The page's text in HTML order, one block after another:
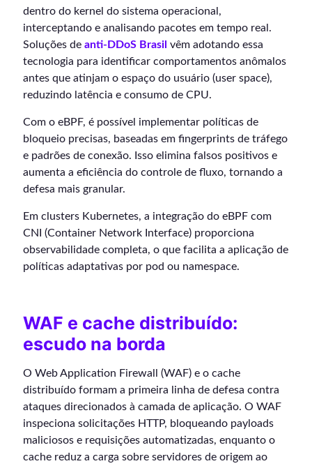
dentro do kernel do sistema operacional,
interceptando e analisando pacotes em tempo real.
Soluções de anti-DDoS Brasil vêm adotando essa
tecnologia para identificar comportamentos anômalos
antes que atinjam o espaço do usuário (user space),
reduzindo latência e consumo de CPU.
Com o eBPF, é possível implementar políticas de
bloqueio precisas, baseadas em fingerprints de tráfego
e padrões de conexão. Isso elimina falsos positivos e
aumenta a eficiência do controle de fluxo, tornando a
defesa mais granular.
Em clusters Kubernetes, a integração do eBPF com
CNI (Container Network Interface) proporciona
observabilidade completa, o que facilita a aplicação de
políticas adaptativas por pod ou namespace.
WAF e cache distribuído:
escudo na borda
O Web Application Firewall (WAF) e o cache
distribuído formam a primeira linha de defesa contra
ataques direcionados à camada de aplicação. O WAF
inspeciona solicitações HTTP, bloqueando payloads
maliciosos e requisições automatizadas, enquanto o
cache reduz a carga sobre servidores de origem ao